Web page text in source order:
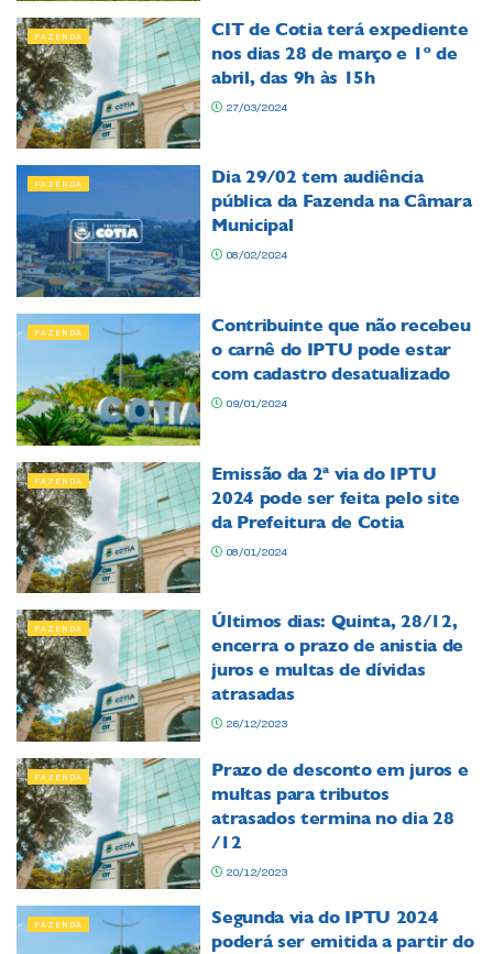
FAZENDA
CIT de Cotia terá expediente
nos dias 28 de março e 1º de
abril, das 9h às 15h
27/03/2024
FAZENDA
Dia 29/02 tem audiência
pública da Fazenda na Câmara
Municipal
08/02/2024
FAZENDA
Contribuinte que não recebeu
o carnê do IPTU pode estar
com cadastro desatualizado
09/01/2024
FAZENDA
Emissão da 2ª via do IPTU
2024 pode ser feita pelo site
da Prefeitura de Cotia
08/01/2024
FAZENDA
Últimos dias: Quinta, 28/12,
encerra o prazo de anistia de
juros e multas de dívidas
atrasadas
26/12/2023
FAZENDA
Prazo de desconto em juros e
multas para tributos
atrasados termina no dia 28
/12
20/12/2023
FAZENDA
Segunda via do IPTU 2024
poderá ser emitida a partir do